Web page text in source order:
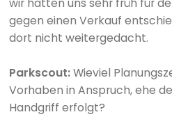
wir hatten uns sehr früh für
gegen einen Verkauf
dort nicht weitergedacht.
Parkscout:Wieviel
Vorhaben in Anspruch, ehe
Handgriff erfolgt?